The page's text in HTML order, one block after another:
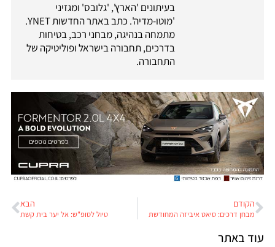
בעיתונים 'הארץ', 'גלובס' ומגזיני
'מוטו-מדיה'. כתב באתר החדשות YNET.
מתמחה בנהיגה, מבחני רכב, בטיחות
בדרכים, תחבורה בישראל ופוליטיקה של
התחבורה.
הקודם
מבחן דרכים: סיאט איביזה המחודשת
הבא
טיול לסופ"ש: אל יער בית קשת
עוד באתר